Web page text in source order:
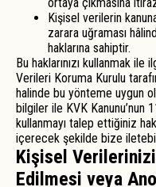
Kişisel verilerin
zarara uğraması
haklarına sahiptir.
Bu haklarınızı kullanmak
Verileri Koruma Kurulu
halinde bu yönteme uygun
bilgiler ile KVK Kanunu’nun
kullanmayı talep ettiğiniz
içerecek şekilde bize
Kişisel
Edilmesi veya